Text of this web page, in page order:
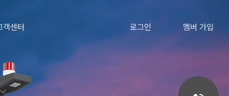
객센터 로그인 멤버 가입